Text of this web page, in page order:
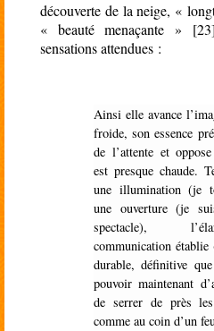
découverte de la neige, «
« beauté menaçante »
sensations attendues :
Ainsi elle avance l’image réelle de la saison
froide, son essence
de l’attente et
est presque chaude.
une illumination (je
une ouverture (je
spectacle),
communication
durable, définitive
pouvoir maintenant
de serrer de près
comme au coin d’un